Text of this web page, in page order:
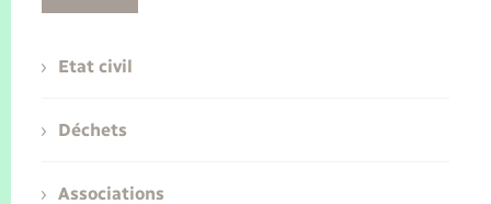
Etat civil
Déchets
Associations